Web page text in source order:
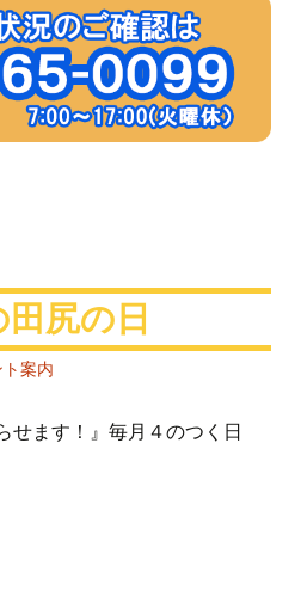
田尻の日
案内
せます！』毎月４のつく日